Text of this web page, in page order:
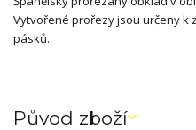
Vytvořené prořezy jsou určeny
pásků.
Původ zboží